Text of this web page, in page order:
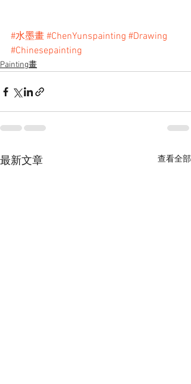
#水墨畫 #ChenYunspainting #Drawing
#Chinesepainting
Painting畫
最新文章 查看全部